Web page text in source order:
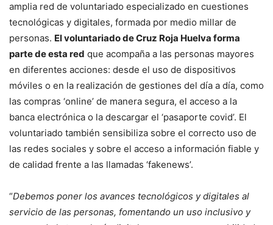
amplia red de voluntariado especializado en cuestiones
tecnológicas y digitales, formada por medio millar de
personas. El voluntariado de Cruz Roja Huelva forma
parte de esta red que acompaña a las personas mayores
en diferentes acciones: desde el uso de dispositivos
móviles o en la realización de gestiones del día a día, como
las compras ‘online’ de manera segura, el acceso a la
banca electrónica o la descargar el ‘pasaporte covid’. El
voluntariado también sensibiliza sobre el correcto uso de
las redes sociales y sobre el acceso a información fiable y
de calidad frente a las llamadas ‘fakenews’.
“Debemos poner los avances tecnológicos y digitales al
servicio de las personas, fomentando un uso inclusivo y